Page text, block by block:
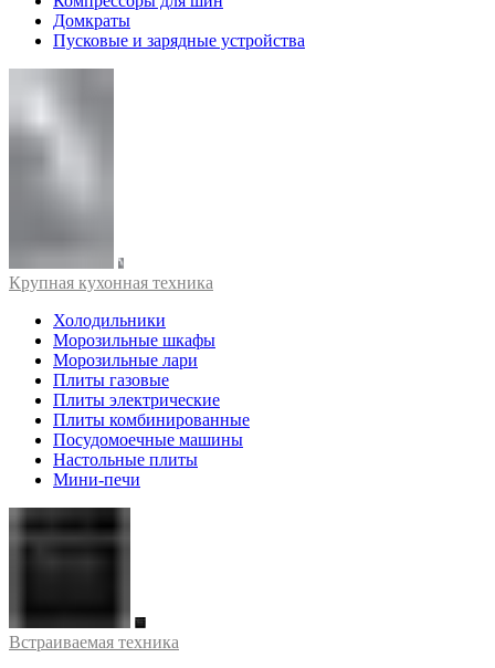
Домкраты
Пусковые и зарядные устройства
Крупная кухонная техника
Холодильники
Морозильные шкафы
Морозильные лари
Плиты газовые
Плиты электрические
Плиты комбинированные
Посудомоечные машины
Настольные плиты
Мини-печи
Встраиваемая техника